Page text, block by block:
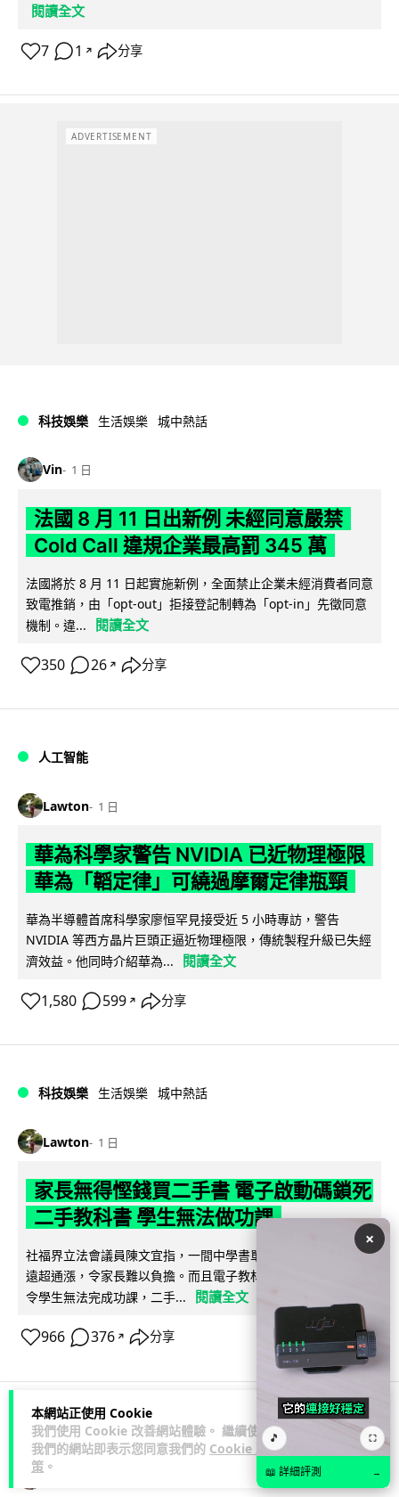
本網站正使用 Cookie
我們使用 Cookie 改善網站體驗。 繼續使用
我們的網站即表示您同意我們的 Cookie 政
策 。
閱讀全文
7 1 ↗ 分享
ADVERTISEMENT
科技娛樂 生活娛樂 城中熱話
Vin 1 日
法國 8 月 11 日出新例 未經同意嚴禁
Cold Call 違規企業最高罰 345 萬
法國將於 8 月 11 日起實施新例，全面禁止企業未經消費者同意
致電推銷，由「opt-out」拒接登記制轉為「opt-in」先徵同意
機制。違...
閱讀全文
350 26 ↗ 分享
人工智能
Lawton 1 日
華為科學家警告 NVIDIA 已近物理極限
華為「韜定律」可繞過摩爾定律瓶頸
華為半導體首席科學家廖恒罕見接受近 5 小時專訪，警告
NVIDIA 等西方晶片巨頭正逼近物理極限，傳統製程升級已失經
濟效益。他同時介紹華為...
閱讀全文
1,580 599 ↗ 分享
科技娛樂 生活娛樂 城中熱話
Lawton 1 日
家長無得慳錢買二手書 電子啟動碼鎖死
二手教科書 學生無法做功課
社福界立法會議員陳文宜指，一間中學書單價錢按年加 14.7%
遠超通漲，令家長難以負擔。而且電子教材啟動碼這項設計，
令學生無法完成功課，二手...
閱讀全文
966 376 ↗ 分享
科技娛樂 遊戲情報
Lawton
×
🎵 ⛶
📖 詳細評測 →